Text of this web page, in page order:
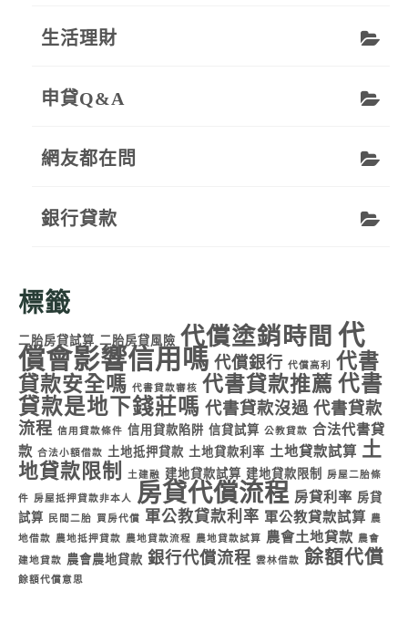
生活理財
申貸Q&A
網友都在問
銀行貸款
標籤
二胎房貸試算 二胎房貸風險 代償塗銷時間 代
償會影響信用嗎 代償銀行 代償高利
代書
貸款安全嗎 代書貸款審核 代書貸款推薦 代書
貸款是地下錢莊嗎 代書貸款沒過 代書貸款
流程 信用貸款條件 信用貸款陷阱 信貸試算 公教貸款 合法代書貸
款 合法小額借款 土地抵押貸款 土地貸款利率 土地貸款試算 土
地貸款限制
土建融 建地貸款試算 建地貸款限制 房屋二胎條
件 房屋抵押貸款非本人 房貸代償流程 房貸利率 房貸
試算
民間二胎 買房代償 軍公教貸款利率 軍公教貸款試算
農
地借款
農地抵押貸款 農地貸款流程 農地貸款試算 農會土地貸款 農會
建地貸款 農會農地貸款 銀行代償流程 雲林借款 餘額代償
餘額代償意思